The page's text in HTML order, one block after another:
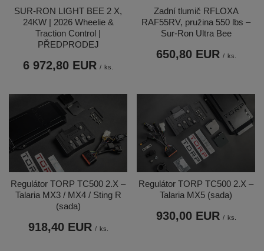
SUR-RON LIGHT BEE 2 X,
24KW | 2026 Wheelie &
Traction Control |
PŘEDPRODEJ
6 972,80 EUR / ks.
Zadní tlumič RFLOXA
RAF55RV, pružina 550 lbs –
Sur-Ron Ultra Bee
650,80 EUR / ks.
Regulátor TORP TC500 2.X –
Talaria MX3 / MX4 / Sting R
(sada)
918,40 EUR / ks.
Regulátor TORP TC500 2.X –
Talaria MX5 (sada)
930,00 EUR / ks.